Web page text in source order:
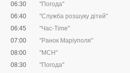
06:30
"Погода"
06:40
"Служба розшуку дітей"
06:45
"Час-Time"
07:00
"Ранок Маріуполя"
08:00
"МСН"
08:30
"Погода"